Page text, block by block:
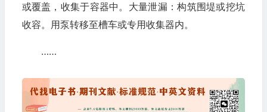
或覆盖，收集于容器中。大量泄漏：构筑围堤或挖坑
收容。用泵转移至槽车或专用收集器内。
……